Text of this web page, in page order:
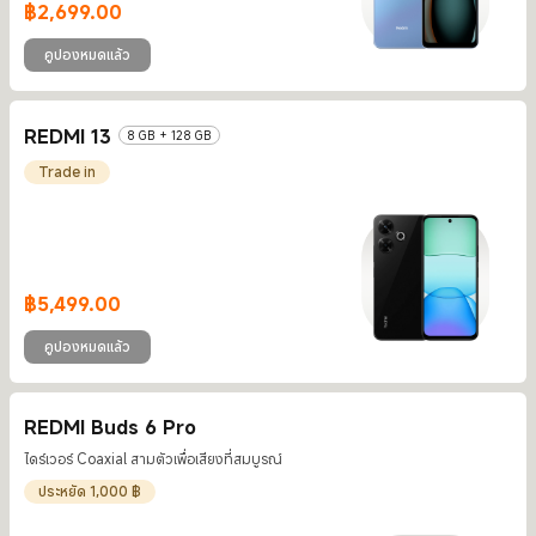
฿2,699.00
Current Price ฿2699
คูปองหมดแล้ว
REDMI 13 8 GB + 128 GB
Trade in
฿5,499.00
Current Price ฿5499
คูปองหมดแล้ว
REDMI Buds 6 Pro
ไดร์เวอร์ Coaxial สามตัวเพื่อเสียงที่สมบูรณ์
ประหยัด 1,000 ฿